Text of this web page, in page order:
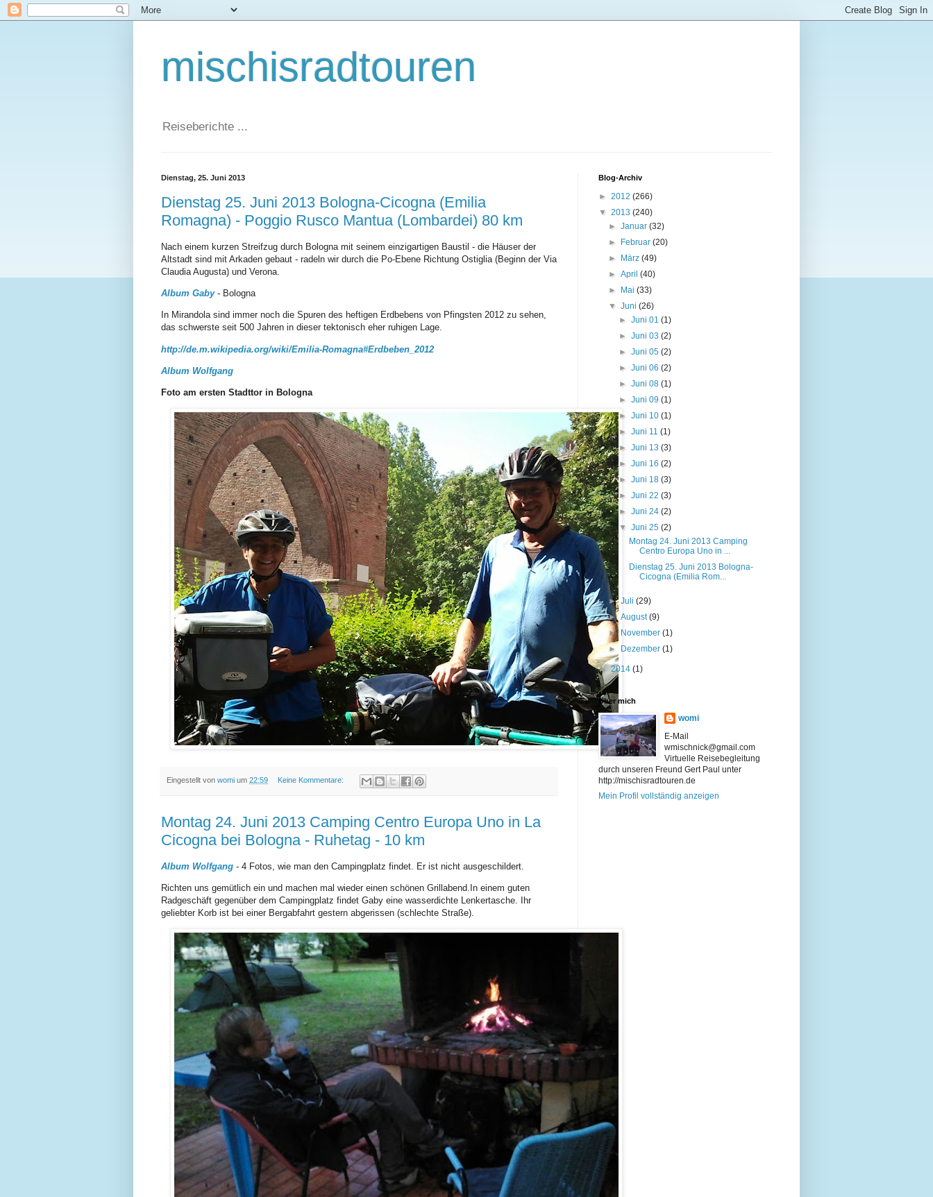
mischisradtouren
Reiseberichte ...
Dienstag, 25. Juni 2013
Dienstag 25. Juni 2013 Bologna-Cicogna (Emilia
Romagna) - Poggio Rusco Mantua (Lombardei) 80 km
Nach einem kurzen Streifzug durch Bologna mit seinem einzigartigen Baustil - die Häuser der
Altstadt sind mit Arkaden gebaut - radeln wir durch die Po-Ebene Richtung Ostiglia (Beginn der Via
Claudia Augusta) und Verona.
Album Gaby- Bologna
In Mirandola sind immer noch die Spuren des heftigen Erdbebens von Pfingsten 2012 zu sehen,
das schwerste seit 500 Jahren in dieser tektonisch eher ruhigen Lage.
http://de.m.wikipedia.org/wiki/Emilia-Romagna#Erdbeben_2012
Album Wolfgang
Foto am ersten Stadttor in Bologna
Eingestellt von womi um 22:59 Keine Kommentare:
Montag 24. Juni 2013 Camping Centro Europa Uno in La
Cicogna bei Bologna - Ruhetag - 10 km
Album Wolfgang - 4 Fotos, wie man den Campingplatz findet. Er ist nicht ausgeschildert.
Richten uns gemütlich ein und machen mal wieder einen schönen Grillabend.In einem guten
Radgeschäft gegenüber dem Campingplatz findet Gaby eine wasserdichte Lenkertasche. Ihr
geliebter Korb ist bei einer Bergabfahrt gestern abgerissen (schlechte Straße).
Blog-Archiv
► 2012 (266)
▼ 2013 (240)
►Januar(32)
►
Februar(20)
►
März(49)
►April(40)
►
Mai(33)
▼Juni(26)
► Juni 01 (1)
► Juni 03 (2)
► Juni 05 (2)
► Juni 06 (2)
► Juni 08 (1)
► Juni 09 (1)
► Juni 10 (1)
► Juni 11 (1)
► Juni 13 (3)
► Juni 16 (2)
► Juni 18 (3)
► Juni 22 (3)
► Juni 24 (2)
▼ Juni 25 (2)
Montag 24. Juni 2013 Camping
Centro Europa Uno in ...
Dienstag 25. Juni 2013 Bologna-
Cicogna (Emilia Rom...
►Juli(29)
►August(9)
► November(1)
►
Dezember(1)
► 2014 (1)
Über mich
womi
E-Mail
wmischnick@gmail.com
Virtuelle Reisebegleitung
durch unseren Freund Gert Paul unter
http://mischisradtouren.de
Mein Profil vollständig anzeigen